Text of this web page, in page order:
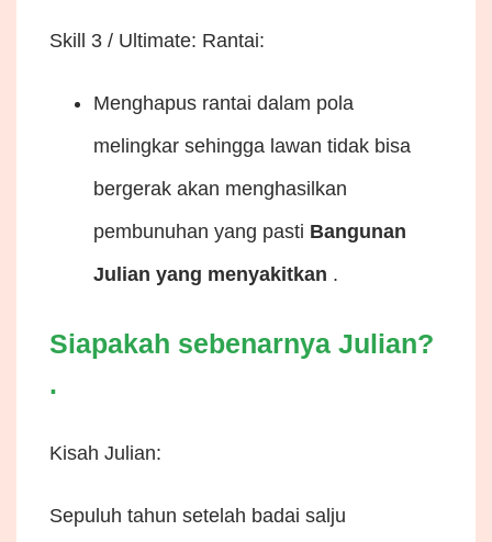
Skill 3 / Ultimate: Rantai:
Menghapus rantai dalam pola
melingkar sehingga lawan tidak bisa
bergerak akan menghasilkan
pembunuhan yang pasti Bangunan
Julian yang menyakitkan .
Siapakah sebenarnya Julian?
.
Kisah Julian:
Sepuluh tahun setelah badai salju